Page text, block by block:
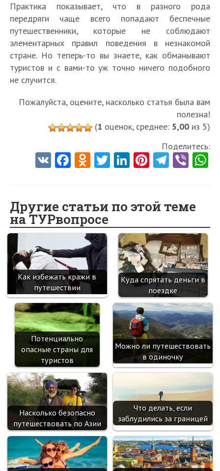
Практика показывает, что в разного рода
передряги чаще всего попадают беспечные
путешественники, которые не соблюдают
элементарных правил поведения в незнакомой
стране. Но теперь-то вы знаете, как обманывают
туристов и с вами-то уж точно ничего подобного
не случится.
Пожалуйста, оцените, насколько статья была вам
полезна!
(1 оценок, среднее: 5,00 из 5)
Поделитесь:
V Fa
o
o
k
O
o
kl
as
sn
ik
T
er
Li
dI
n
Pi
es
t
Te
a
m
Vi
Другие статьи по этой теме
на ТУРвопросе
Как избежать кражи в
путешествии
Куда спрятать деньги в
поездке
Потенциально
опасные страны для
туристов
Можно ли путешествовать
в одиночку
Насколько безопасно
путешествовать по Азии
Что делать, если
заблудились за границей